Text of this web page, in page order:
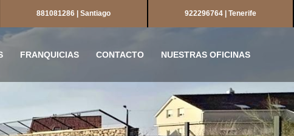
881081286 | Santiago 922296764 | Tenerife
FRANQUICIAS CONTACTO NUESTRAS OFICINAS